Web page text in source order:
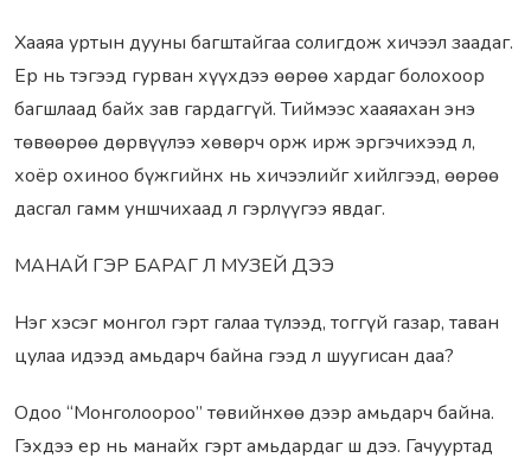
Хааяа уртын дууны багштайгаа солигдож хичээл заадаг.
Ер нь тэгээд гурван хүүхдээ өөрөө хардаг болохоор
багшлаад байх зав гардаггүй. Тиймээс хааяахан энэ
төвөөрөө дөрвүүлээ хөвөрч орж ирж эргэчихээд л,
хоёр охиноо бүжгийнх нь хичээлийг хийлгээд, өөрөө
дасгал гамм уншчихаад л гэрлүүгээ явдаг.
МАНАЙ ГЭР БАРАГ Л МУЗЕЙ ДЭЭ
Нэг хэсэг монгол гэрт галаа түлээд, тоггүй газар, таван
цулаа идээд амьдарч байна гээд л шуугисан даа?
Одоо “Монголоороо” төвийнхөө дээр амьдарч байна.
Гэхдээ ер нь манайх гэрт амьдардаг ш дээ. Гачууртад